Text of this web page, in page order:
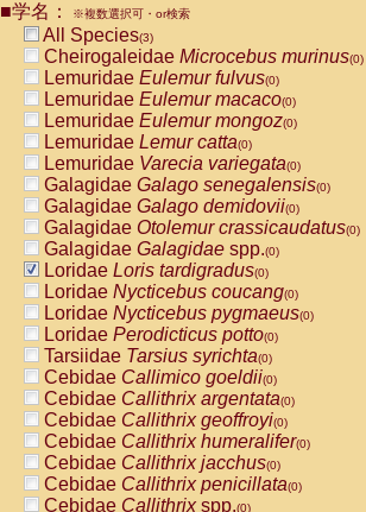
CebidaeCebus nigrivittatus
CebidaeCebus
CebidaeSaimiri boliviensis(0)
CebidaeSaimiri sciureus(0)
AtelidaeAlouatta caraya(0)
AtelidaeAlouatta fusca(0)
AtelidaeAlouatta seniculus
AtelidaeAlouattaspp.(0)
AtelidaeAteles belzebuth(0)
AtelidaeAteles geoffroyi(0)
AtelidaeAteles paniscus(0)
AtelidaeAtelesspp.(0)
Atelidae Lagothrix lagothricha
AtelidaeLagothrix lagothricha cana
PitheciidaeCacajao calvus
PitheciidaeCallicebus cupreus
PitheciidaeCallicebus donacophilus
PitheciidaeCallicebus moloch
PitheciidaeCallicebus torquatus
PitheciidaeCallicebusspp.(0)
PitheciidaeChiropotes satanas(0)
PitheciidaePithecia monachus
PitheciidaePithecia pithecia(0)
CercopithecidaeCercocebus agilis
■学名： ※複数選択可・or検索
All Species(3)
Cheirogaleidae Microcebus murinus(0)
Lemuridae Eulemur fulvus(0)
Lemuridae Eulemur macaco(0)
Lemuridae Eulemur mongoz(0)
Lemuridae Lemur catta(0)
Lemuridae Varecia variegata(0)
Galagidae Galago senegalensis(0)
Galagidae Galago demidovii(0)
Galagidae Otolemur crassicaudatus(0)
Galagidae Galagidae spp.(0)
Loridae Loris tardigradus(0)
Loridae Nycticebus coucang(0)
Loridae Nycticebus pygmaeus(0)
Loridae Perodicticus potto(0)
Tarsiidae Tarsius syrichta(0)
Cebidae Callimico goeldii(0)
Cebidae Callithrix argentata(0)
Cebidae Callithrix geoffroyi(0)
Cebidae Callithrix humeralifer(0)
Cebidae Callithrix jacchus(0)
Cebidae Callithrix penicillata(0)
Cebidae Callithrixspp.(0)